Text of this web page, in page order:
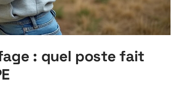
: quel poste fait